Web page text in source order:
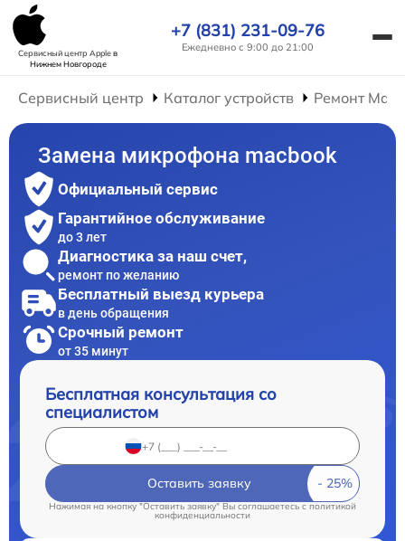
Сервисный центр Appleв
Нижнем Новгороде
+7 (831) 231-09-76
Ежедневно с 9:00 до 21:00
Сервисный центр Каталог устройств Ремонт
Замена микрофона macbook
Официальный сервис
Гарантийное обслуживание
до 3 лет
Диагностика за наш счет,
ремонт по желанию
Бесплатный выезд курьера
в день обращения
Срочный ремонт
от 35 минут
Бесплатная консультация со
специалистом
Оставить заявку
Нажимая на кнопку "Оставить заявку" Вы соглашаетесь cполитикой
конфиденциальности